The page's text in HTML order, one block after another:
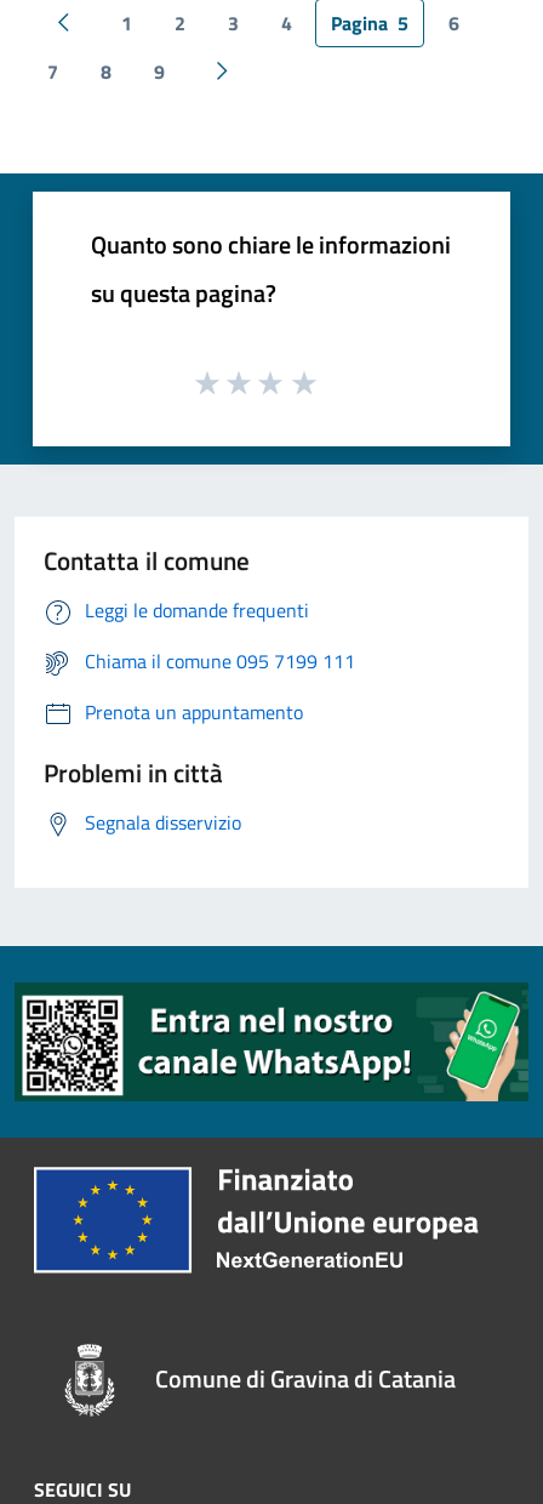
Pagina precedente
1 2 3 4 Pagina 5
6
7
8 9 Pagina successiva
Quanto sono chiare le informazioni
su questa pagina?
Contatta il comune
Leggi le domande frequenti
Chiama il comune 095 7199 111
Prenota un appuntamento
Problemi in città
Segnala disservizio
Comune di Gravina di Catania
SEGUICI SU